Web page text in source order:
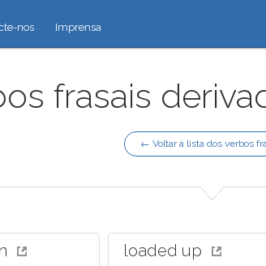
nos Imprensa
frasais
← Voltar à lista dos verbos
loaded up